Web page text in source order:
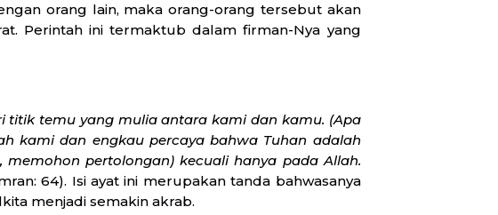
orang lain, maka orang-orang tersebut akan
Perintah ini termaktub dalam firman-Nya yang
titik temu yang mulia antara kami dan kamu. (Apa
kami dan engkau percaya bahwa Tuhan adalah
pertolongan) kecuali hanya pada Allah.
64). Isi ayat ini merupakan tanda bahwasanya
menjadi semakin akrab.